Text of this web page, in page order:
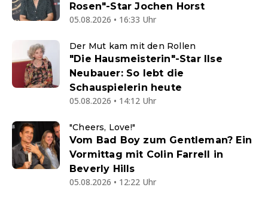
Rosen"-Star Jochen Horst
05.08.2026 • 16:33 Uhr
Der Mut kam mit den Rollen
"Die Hausmeisterin"-Star Ilse
Neubauer: So lebt die
Schauspielerin heute
05.08.2026 • 14:12 Uhr
"Cheers, Love!"
Vom Bad Boy zum Gentleman? Ein
Vormittag mit Colin Farrell in
Beverly Hills
05.08.2026 • 12:22 Uhr